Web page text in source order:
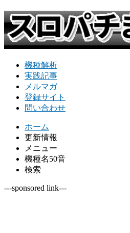
機種解析
実践記事
メルマガ
登録サイト
問い合わせ
ホーム
更新情報
メニュー
機種名50音
検索
---sponsored link---